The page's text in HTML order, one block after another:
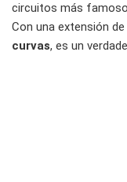
circuitos más
Con una extensión de
curvas, es un